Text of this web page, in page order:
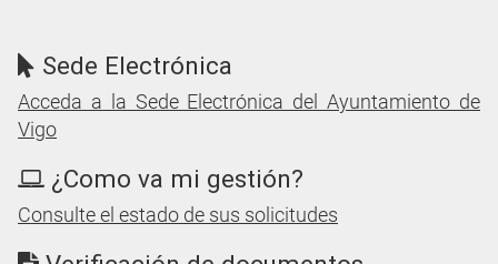
Sede Electrónica
Acceda a la Sede Electrónica del Ayuntamiento de
Vigo
¿Como va mi gestión?
Consulte el estado de sus solicitudes